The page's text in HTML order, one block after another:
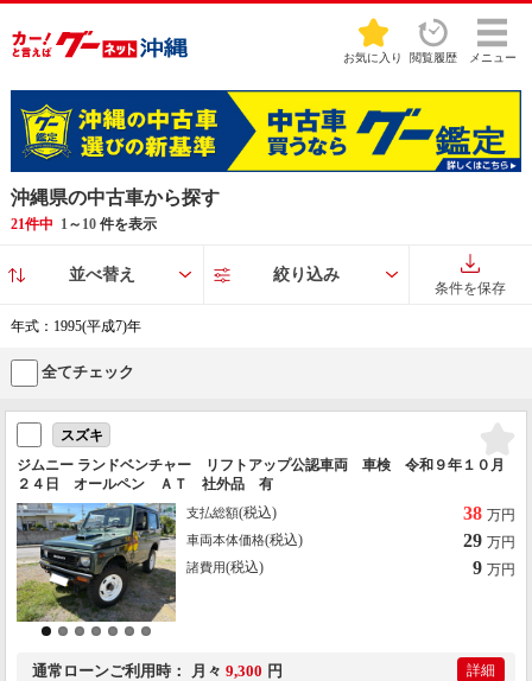
お気に入り 閲覧履歴 メニュー
沖縄県の中古車から探す
21件中 1～ 10件を表示
並べ替え 絞り込み
条件を保存
年式：1995(平成7)年
全てチェック
スズキ
ジムニー ランドベンチャー リフトアップ公認車両 車検 令和９年１０月
２４日 オールペン ＡＴ 社外品 有
支払総額(税込) 38 万円
車両本体価格(税込) 29 万円
諸費用(税込) 9 万円
通常ローンご利用時 月々 9,300 円 詳細